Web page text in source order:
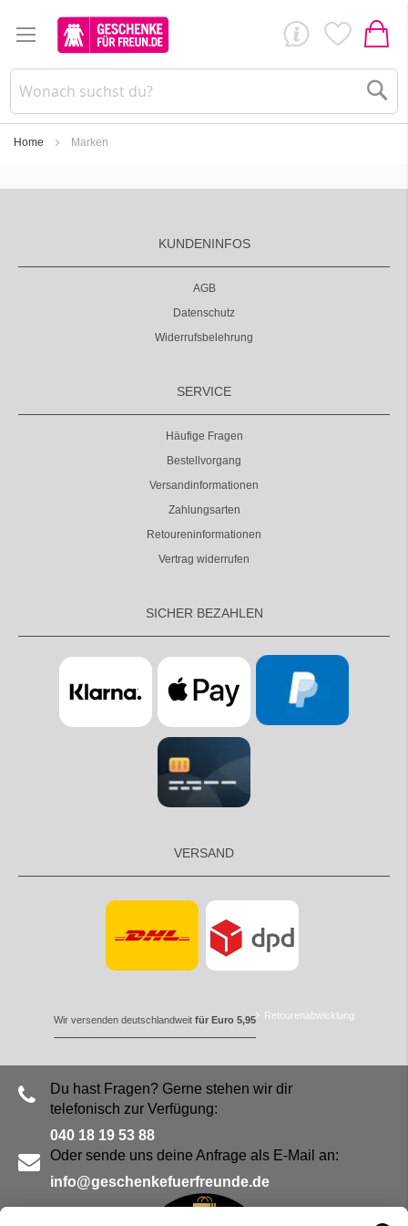
Home Marken
KUNDENINFOS
AGB
Datenschutz
Widerrufsbelehrung
SERVICE
Häufige Fragen
Bestellvorgang
Versandinformationen
Zahlungsarten
Retoureninformationen
Vertrag widerrufen
SICHER BEZAHLEN
VERSAND
Wir versenden deutschlandweit für Euro 5,95 Retourenabwicklung
Du hast Fragen? Gerne stehen wir dir
telefonisch zur Verfügung:
040 18 19 53 88
Oder sende uns deine Anfrage als E-Mail an:
info@geschenkefuerfreunde.de